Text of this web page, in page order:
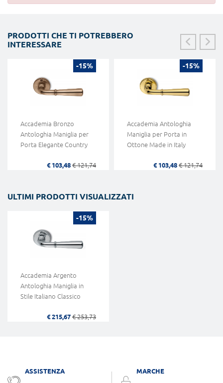
PRODOTTI CHE TI POTREBBERO
INTERESSARE
-15%
Accademia Bronzo
Antologhia Maniglia per
Porta Elegante Country
€ 103,48 € 121,74
-15%
Accademia Antologhia
Maniglia per Porta in
Ottone Made in Italy
€ 103,48 € 121,74
ULTIMI PRODOTTI VISUALIZZATI
-15%
Accademia Argento
Antologhia Maniglia in
Stile Italiano Classico
€ 215,67 € 253,73
ASSISTENZA MARCHE